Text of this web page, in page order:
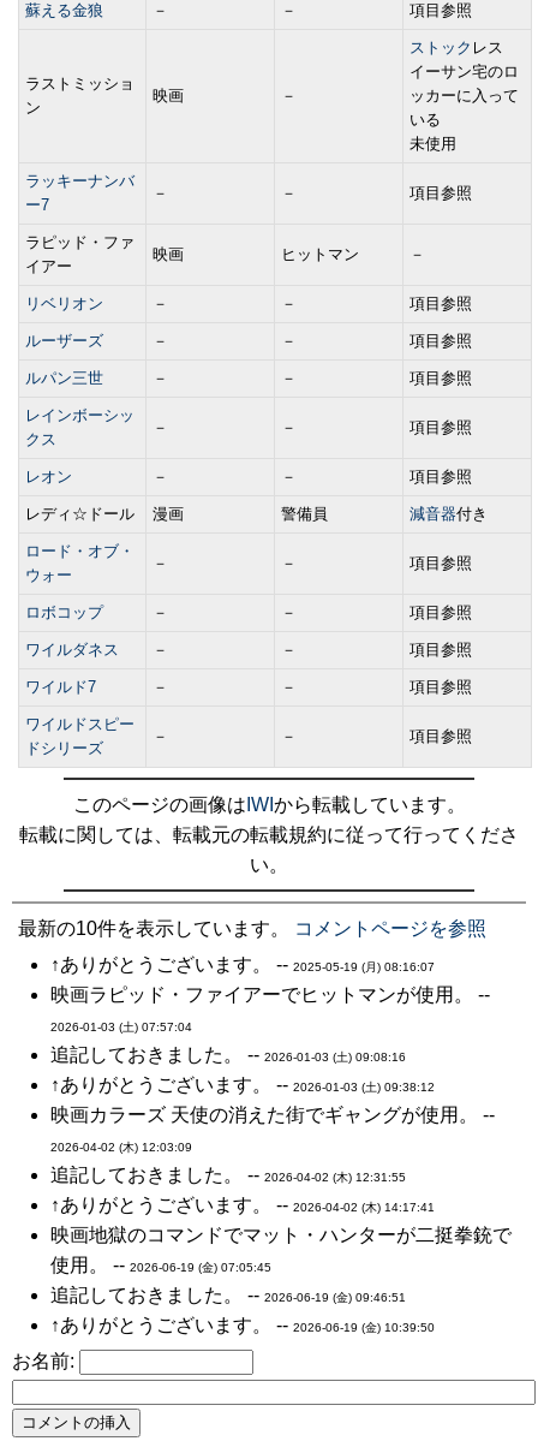
蘇える金狼 － － 項目参照
ラストミッショ
ン
映画 －
ストック レス
イーサン宅のロ
ッカーに入って
いる
未使用
ラッキーナンバ
ー7
－ － 項目参照
ラピッド・ファ
イアー
映画 ヒットマン －
リベリオン － － 項目参照
ルーザーズ － － 項目参照
ルパン三世 － － 項目参照
レインボーシッ
クス
－ － 項目参照
レオン － － 項目参照
レディ☆ドール 漫画 警備員 減音器付き
ロード・オブ・
ウォー
－ － 項目参照
ロボコップ － － 項目参照
ワイルダネス － － 項目参照
ワイルド7 － － 項目参照
ワイルドスピー
ドシリーズ
－ － 項目参照
このページの画像は IWI から転載しています。
転載に関しては、転載元の転載規約に従って行ってくださ
い。
最新の10件を表示しています。
コメントページを参照
↑ありがとうございます。 -- 2025-05-19 (月) 08:16:07
映画ラピッド・ファイアーでヒットマンが使用。 --
2026-01-03 (土) 07:57:04
追記しておきました。 -- 2026-01-03 (土) 09:08:16
↑ありがとうございます。 -- 2026-01-03 (土) 09:38:12
映画カラーズ 天使の消えた街でギャングが使用。 --
2026-04-02 (木) 12:03:09
追記しておきました。 -- 2026-04-02 (木) 12:31:55
↑ありがとうございます。 -- 2026-04-02 (木) 14:17:41
映画地獄のコマンドでマット・ハンターが二挺拳銃で
使用。 -- 2026-06-19 (金) 07:05:45
追記しておきました。 -- 2026-06-19 (金) 09:46:51
↑ありがとうございます。 -- 2026-06-19 (金) 10:39:50
お名前: